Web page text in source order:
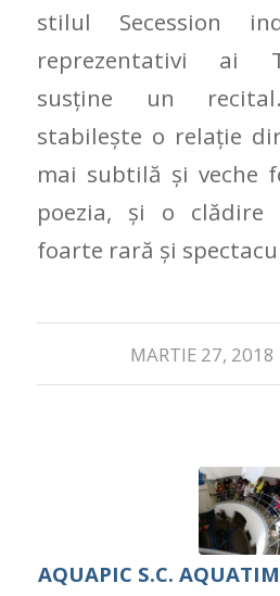
stilul Secession
reprezentativi ai
susţine un
stabileşte o relaţie
mai subtilă şi veche
poezia, şi o clădire
foarte rară şi
MARTIE 27, 2018
/
AQUAPIC S.C.